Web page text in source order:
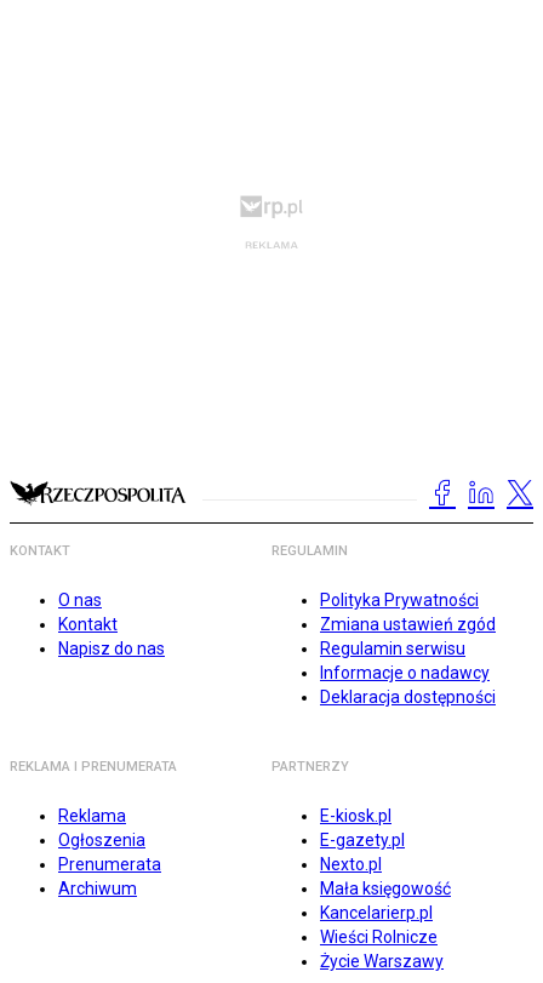
KONTAKT
O nas
Kontakt
Napisz do nas
REGULAMIN
Polityka Prywatności
Zmiana ustawień zgód
Regulamin serwisu
Informacje o nadawcy
Deklaracja dostępności
REKLAMA I PRENUMERATA
Reklama
Ogłoszenia
Prenumerata
Archiwum
PARTNERZY
E-kiosk.pl
E-gazety.pl
Nexto.pl
Mała księgowość
Kancelarierp.pl
Wieści Rolnicze
Życie Warszawy